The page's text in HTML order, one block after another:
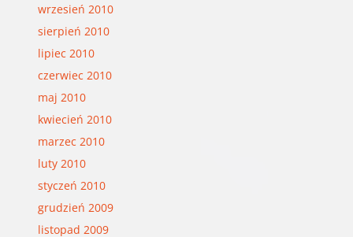
wrzesień 2010
sierpień 2010
lipiec 2010
czerwiec 2010
maj 2010
kwiecień 2010
marzec 2010
luty 2010
styczeń 2010
grudzień 2009
listopad 2009